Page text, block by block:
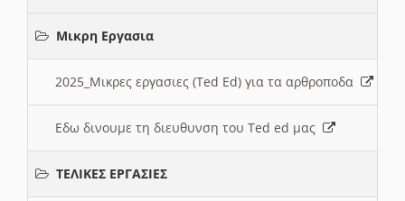
Μικρη Εργασια
2025_Μικρες εργασιες (Ted Ed) για τα αρθροποδα
Εδω δινουμε τη διευθυνση του Ted ed μας
ΤΕΛΙΚΕΣ ΕΡΓΑΣΙΕΣ